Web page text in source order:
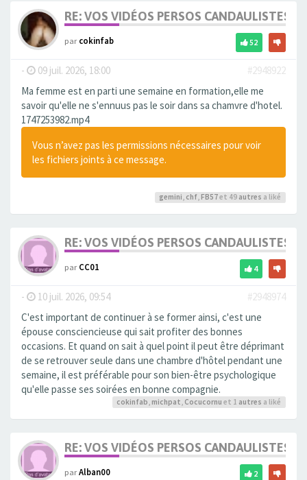
RE: VOS VIDÉOS PERSOS CANDAULISTES
parcokinfab 52
- 09 juil. 2026, 18:00
#2948922
Ma femme est en parti une semaine en formation,elle me
savoir qu'elle ne s'ennuus pas le soir dans sa chamvre d'hotel.
1747253982.mp4
Vous n’avez pas les permissions nécessaires pour voir
les fichiers joints à ce message.
gemini, chf, FB57et 49 autres a liké
RE: VOS VIDÉOS PERSOS CANDAULISTES
parCC01 4
- 10 juil. 2026, 09:54
#2948974
C'est important de continuer à se former ainsi, c'est une
épouse consciencieuse qui sait profiter des bonnes
occasions. Et quand on sait à quel point il peut être déprimant
de se retrouver seule dans une chambre d'hôtel pendant une
semaine, il est préférable pour son bien-être psychologique
qu'elle passe ses soirées en bonne compagnie.
cokinfab michpat Cocucornu et 1 autres a liké
RE: VOS VIDÉOS PERSOS CANDAULISTES
parAlban00 2